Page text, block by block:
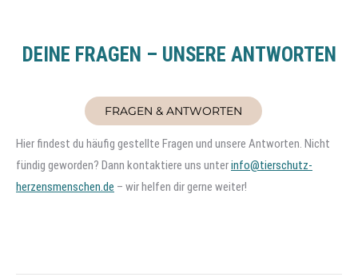
DEINE FRAGEN – UNSERE ANTWORTEN
FRAGEN & ANTWORTEN
Hier findest du häufig gestellte Fragen und unsere Antworten. Nicht
fündig geworden? Dann kontaktiere uns unterinfo@tierschutz-
herzensmenschen.de – wir helfen dir gerne weiter!